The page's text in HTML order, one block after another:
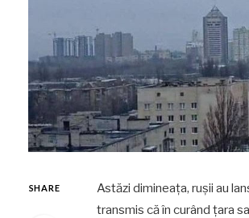
SHARE
Astăzi dimineața, rușii au
transmis că în curând țara